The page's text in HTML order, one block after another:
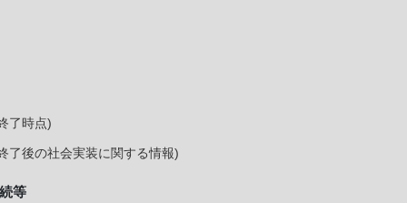
了時点)
了後の社会実装に関する情報)
等